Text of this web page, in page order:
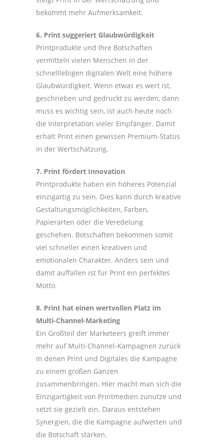
bekommt mehr Aufmerksamkeit.
6. Print suggeriert Glaubwürdigkeit
Printprodukte und Ihre Botschaften
vermitteln vielen Menschen in der
schnelllebigen digitalen Welt eine höhere
Glaubwürdigkeit. Wenn etwas es wert ist,
geschrieben und gedruckt zu werden, dann
muss es wichtig sein, ist auch heute noch
die Interpretation vieler Empfänger. Damit
erhält Print einen gewissen Premium-Status
in der Wertschätzung.
7. Print fördert Innovation
Printprodukte haben ein höheres Potenzial
einzigartig zu sein. Dies kann durch kreative
Gestaltungsmöglichkeiten, Farben,
Papierarten oder die Veredelung
geschehen. Botschaften bekommen somit
viel schneller einen kreativen und
emotionalen Charakter. Anders sein und
damit auffallen ist für Print ein perfektes
Motto.
8. Print hat einen wertvollen Platz im
Multi-Channel-Marketing
Ein Großteil der Marketeers greift immer
mehr auf Multi-Channel-Kampagnen zurück
in denen Print und Digitales die Kampagne
zu einem großen Ganzen
zusammenbringen. Hier macht man sich die
Einzigartigkeit von Printmedien zunutze und
setzt sie gezielt ein. Daraus entstehen
Synergien, die die Kampagne aufwerten und
die Botschaft stärken.